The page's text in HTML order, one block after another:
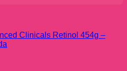
Clinicals Retinol 454g –